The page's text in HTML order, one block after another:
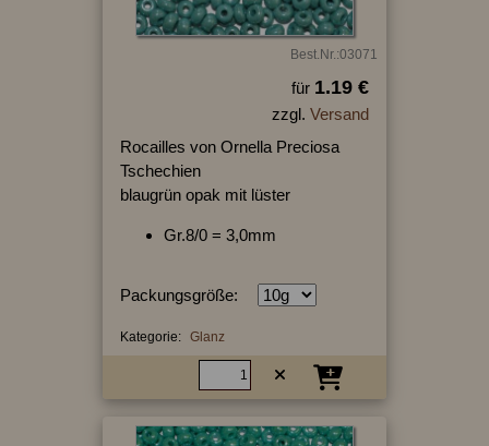
Best.Nr.:03071
für 1.19 €
zzgl. Versand
Rocailles von Ornella Preciosa
Tschechien
blaugrün opak mit lüster
Gr.8/0 = 3,0mm
Packungsgröße:
Kategorie: Glanz